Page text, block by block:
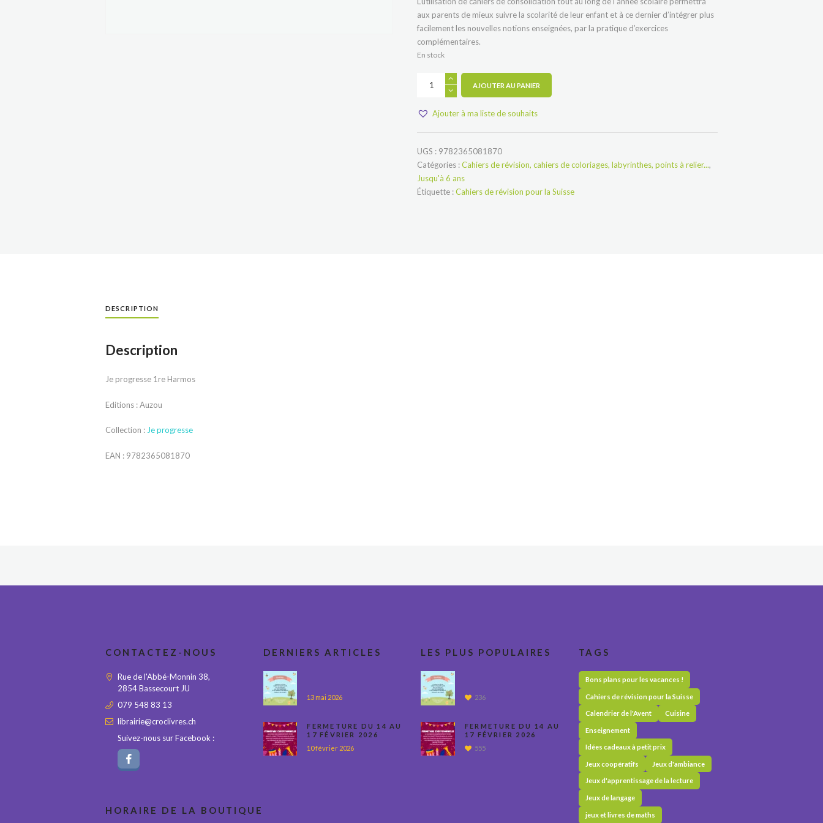
aux parents de mieux suivre la scolarité de leur enfant et à ce dernier d’intégrer plus
facilement les nouvelles notions enseignées, par la pratique d’exercices
complémentaires.
En stock
la
des
chiffres
!
1re
HarmoS
AJOUTER AU PANIER
Ajouter à ma liste de souhaits
UGS : 9782365081870
Catégories :Cahiers de révision, cahiers de coloriages, labyrinthes, points à relier...,
Jusqu'à 6 ans
Étiquette :Cahiers de révision pour la Suisse
DESCRIPTION
Description
Je progresse 1re Harmos
Editions : Auzou
Collection : Je progresse
EAN : 9782365081870
CONTACTEZ-NOUS
Rue de l'Abbé-Monnin 38,
2854 Bassecourt JU
079 548 83 13
librairie@croclivres.ch
Suivez-nous sur Facebook :
HORAIRE DE LA BOUTIQUE
DERNIERS ARTICLES
13 mai 2026
FERMETURE DU 14 AU
17 FÉVRIER 2026
10 février 2026
LES PLUS POPULAIRES
236
FERMETURE DU 14 AU
17 FÉVRIER 2026
555
TAGS
Bons plans pour les vacances !
Cahiers de révision pour la Suisse
Calendrier de l'Avent Cuisine
Enseignement
Idées cadeaux à petit prix
Jeux coopératifs Jeux d'ambiance
Jeux d'apprentissage de la lecture
Jeux de langage
jeux et livres de maths